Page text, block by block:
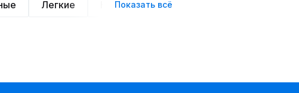
Легкие Нарядные
Показать всё